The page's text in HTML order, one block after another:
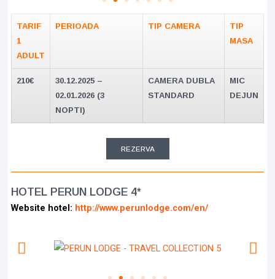
TARIF
1
ADULT
PERIOADA TIP CAMERA
TIP
MASA
210€
30.12.2025 –
02.01.2026 (3
NOPTI)
CAMERA DUBLA
STANDARD
MIC
DEJUN
REZERVA
HOTEL PERUN LODGE 4*
Website hotel: http://www.perunlodge.com/en/